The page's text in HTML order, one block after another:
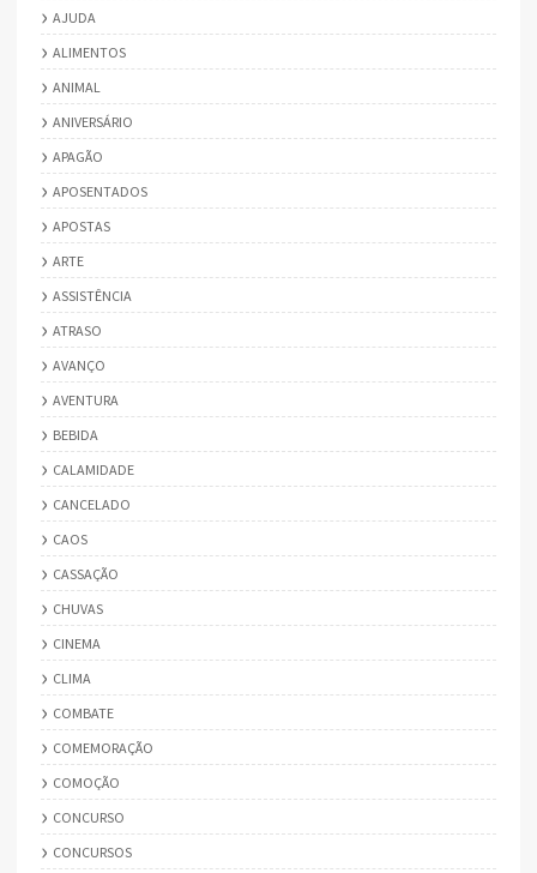
AJUDA
ALIMENTOS
ANIMAL
ANIVERSÁRIO
APAGÃO
APOSENTADOS
APOSTAS
ARTE
ASSISTÊNCIA
ATRASO
AVANÇO
AVENTURA
BEBIDA
CALAMIDADE
CANCELADO
CAOS
CASSAÇÃO
CHUVAS
CINEMA
CLIMA
COMBATE
COMEMORAÇÃO
COMOÇÃO
CONCURSO
CONCURSOS